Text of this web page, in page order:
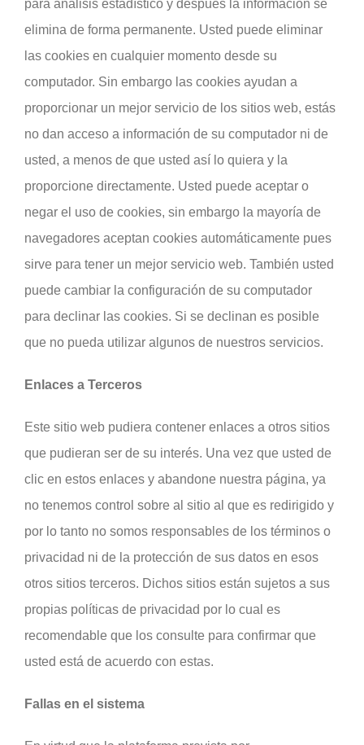
para análisis estadístico y después la información se
elimina de forma permanente. Usted puede eliminar
las cookies en cualquier momento desde su
computador. Sin embargo las cookies ayudan a
proporcionar un mejor servicio de los sitios web, estás
no dan acceso a información de su computador ni de
usted, a menos de que usted así lo quiera y la
proporcione directamente. Usted puede aceptar o
negar el uso de cookies, sin embargo la mayoría de
navegadores aceptan cookies automáticamente pues
sirve para tener un mejor servicio web. También usted
puede cambiar la configuración de su computador
para declinar las cookies. Si se declinan es posible
que no pueda utilizar algunos de nuestros servicios.
Enlaces a Terceros
Este sitio web pudiera contener enlaces a otros sitios
que pudieran ser de su interés. Una vez que usted de
clic en estos enlaces y abandone nuestra página, ya
no tenemos control sobre al sitio al que es redirigido y
por lo tanto no somos responsables de los términos o
privacidad ni de la protección de sus datos en esos
otros sitios terceros. Dichos sitios están sujetos a sus
propias políticas de privacidad por lo cual es
recomendable que los consulte para confirmar que
usted está de acuerdo con estas.
Fallas en el sistema